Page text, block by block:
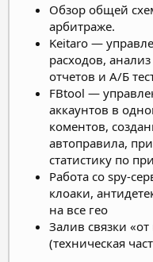
Обзор общей
арбитраже.
Keitaro —
расходов,
отчетов и A/Б
FBtool —
аккаунтов в
коментов,
автоправила,
статистику по
Работа со spy-
клоаки,
на все гео
Залив связки
(техническая